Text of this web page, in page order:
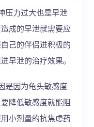
压力过大也是早泄
成的早泄就需要应
己的伴侣进积极的
早泄的治疗效果。
是因为龟头敏感度
降低敏感度就能阻
小剂量的抗焦虑药